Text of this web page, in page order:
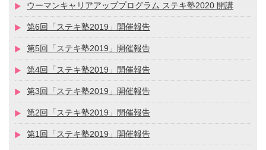
ウーマンキャリアアッププログラム ステキ塾2020 開講
第6回「ステキ塾2019」開催報告
第5回「ステキ塾2019」開催報告
第4回「ステキ塾2019」開催報告
第3回「ステキ塾2019」開催報告
第2回「ステキ塾2019」開催報告
第1回「ステキ塾2019」開催報告